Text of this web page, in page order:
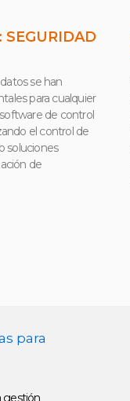
SEGURIDAD
se han
para cualquier
de control
el control de
soluciones
de
gestión